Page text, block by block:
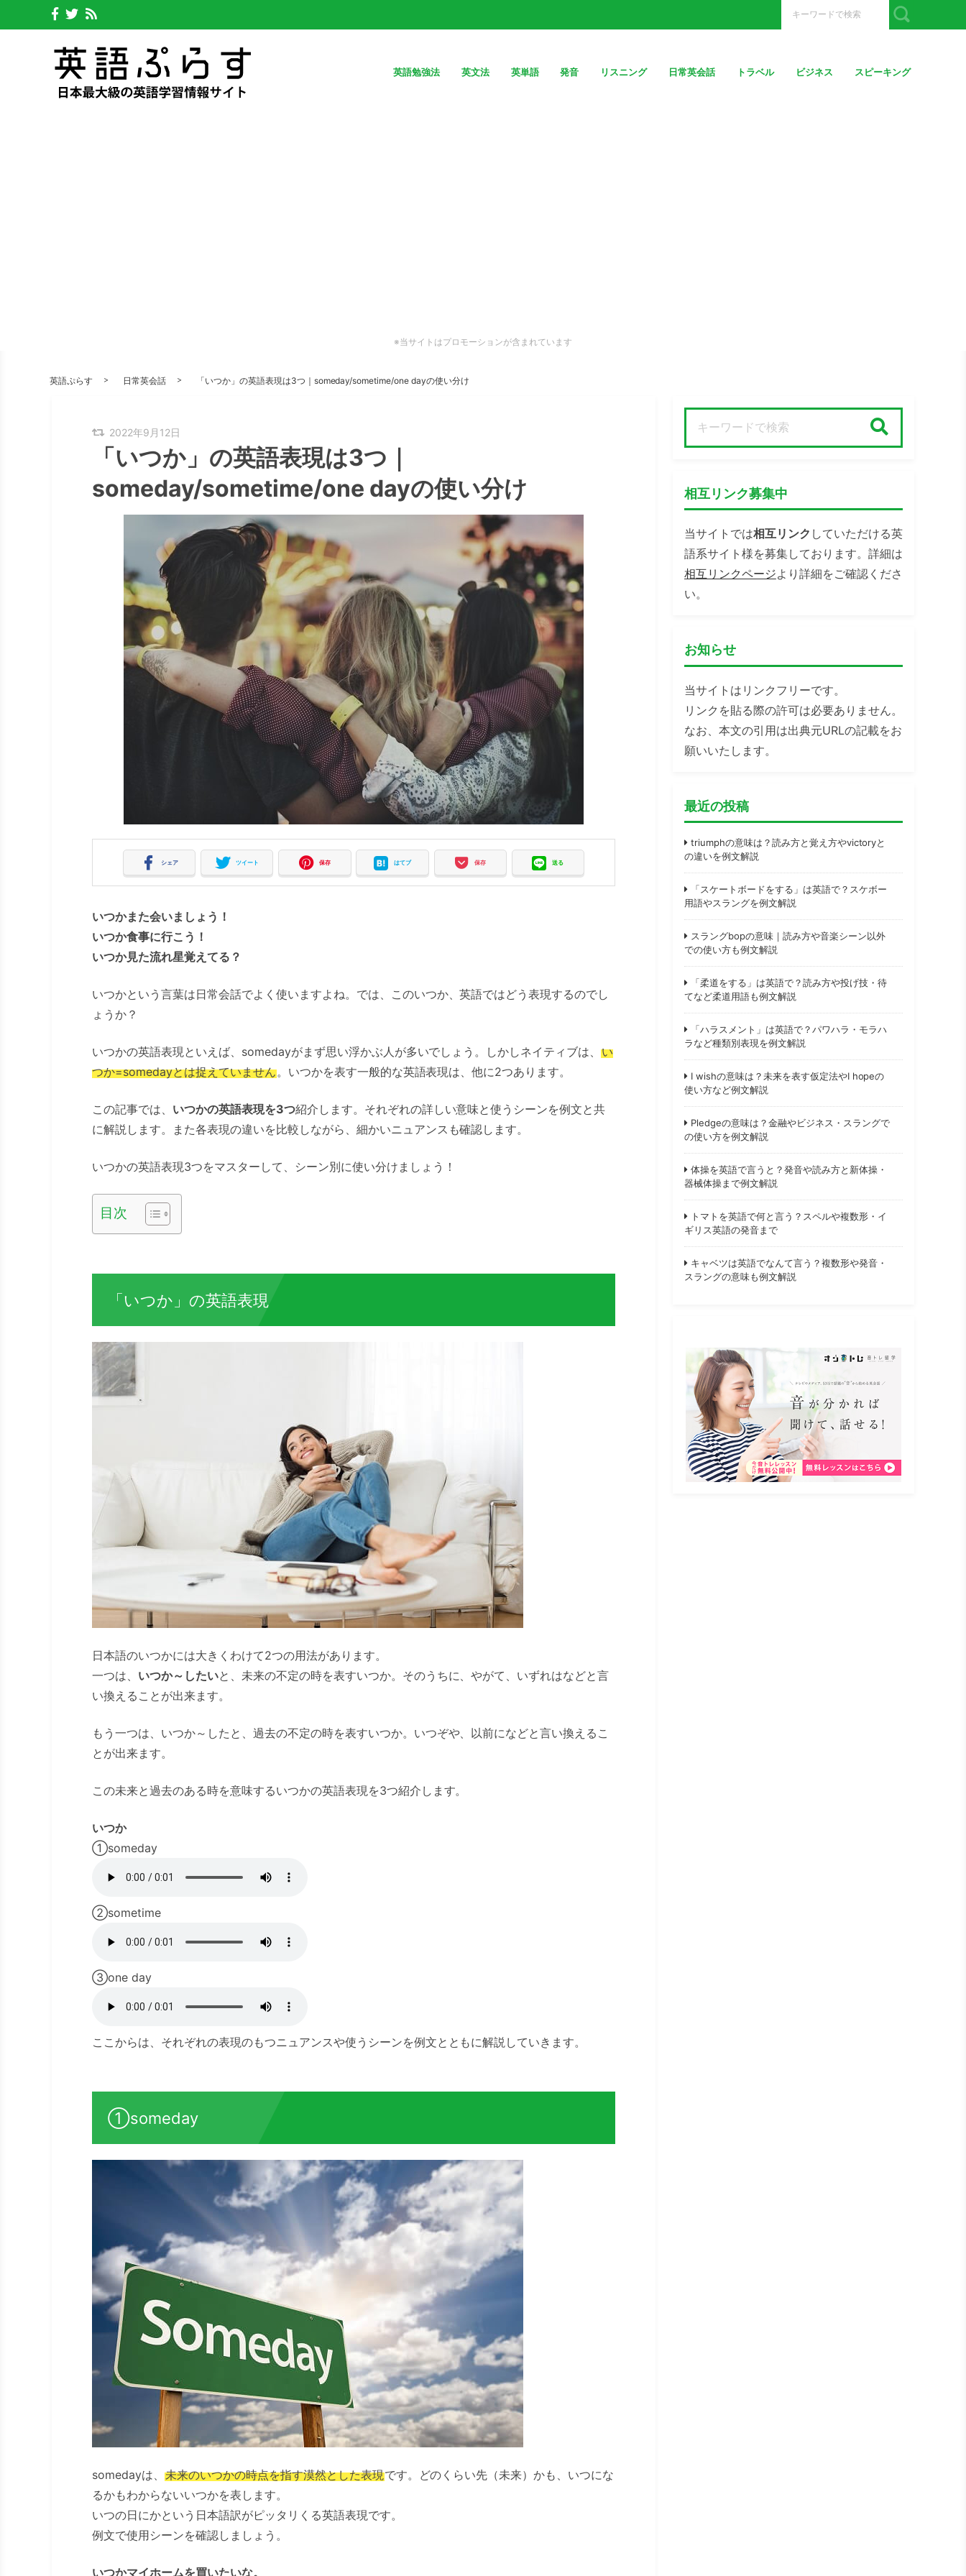
英語勉強法 英文法 英単語 発音 リスニング 日常英会話 トラベル ビジネス スピーキング
※当サイトはプロモーションが含まれています
英語ぷらす 日常英会話 「いつか」の英語表現は3つ｜someday/sometime/one dayの使い分け
2022年9月12日
「いつか」の英語表現は3つ｜
someday/sometime/one dayの使い分け
シェア ツイート 保存 はてブ 保存 送る
いつかまた会いましょう！
いつか食事に行こう！
いつか見た流れ星覚えてる？
いつかという言葉は日常会話でよく使いますよね。では、このいつか、英語ではどう表現するのでし
ょうか？
いつかの英語表現といえば、somedayがまず思い浮かぶ人が多いでしょう。しかしネイティブは、い
つか=somedayとは捉えていません。いつかを表す一般的な英語表現は、他に2つあります。
この記事では、 いつかの英語表現を3つ紹介します。それぞれの詳しい意味と使うシーンを例文と共
に解説します。また各表現の違いを比較しながら、細かいニュアンスも確認します。
いつかの英語表現3つをマスターして、シーン別に使い分けましょう！
目次
「いつか」の英語表現
日本語のいつかには大きくわけて2つの用法があります。
一つは、 いつか～したいと、未来の不定の時を表すいつか。そのうちに、やがて、いずれはなどと言
い換えることが出来ます。
もう一つは、いつか～したと、過去の不定の時を表すいつか。いつぞや、以前になどと言い換えるこ
とが出来ます。
この未来と過去のある時を意味するいつかの英語表現を3つ紹介します。
いつか
①someday
②sometime
③one day
ここからは、それぞれの表現のもつニュアンスや使うシーンを例文とともに解説していきます。
①someday
somedayは、 未来のいつかの時点を指す漠然とした表現です。どのくらい先（未来）かも、いつにな
るかもわからないいつかを表します。
いつの日にかという日本語訳がピッタリくる英語表現です。
例文で使用シーンを確認しましょう。
いつかマイホームを買いたいな。
相互リンク募集中
当サイトでは相互リンク していただける英
語系サイト様を募集しております。詳細は
相互リンクページより詳細をご確認くださ
い。
お知らせ
当サイトはリンクフリーです。
リンクを貼る際の許可は必要ありません。
なお、本文の引用は出典元URLの記載をお
願いいたします。
最近の投稿
triumphの意味は？読み方と覚え方やvictoryと
の違いを例文解説
「スケートボードをする」は英語で？スケボー
用語やスラングを例文解説
スラングbopの意味｜読み方や音楽シーン以外
での使い方も例文解説
「柔道をする」は英語で？読み方や投げ技・待
てなど柔道用語も例文解説
「ハラスメント」は英語で？パワハラ・モラハ
ラなど種類別表現を例文解説
I wishの意味は？未来を表す仮定法やI hopeの
使い方など例文解説
Pledgeの意味は？金融やビジネス・スラングで
の使い方を例文解説
体操を英語で言うと？発音や読み方と新体操・
器械体操まで例文解説
トマトを英語で何と言う？スペルや複数形・イ
ギリス英語の発音まで
キャベツは英語でなんて言う？複数形や発音・
スラングの意味も例文解説